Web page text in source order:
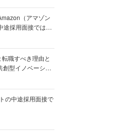
（アマゾン
途採用面接では何
職すべき理由と
創型イノベーショ
の中途採用面接で